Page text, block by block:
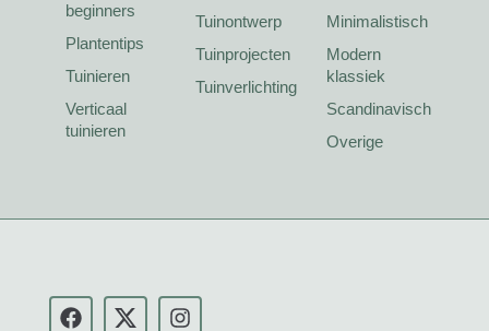
beginners
Plantentips
Tuinieren
Verticaal
tuinieren
Tuinontwerp
Tuinprojecten
Tuinverlichting
Minimalistisch
Modern
klassiek
Scandinavisch
Overige